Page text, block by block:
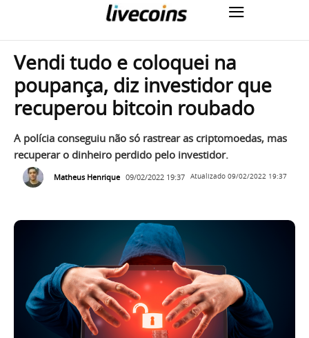
Vendi tudo e coloquei na
poupança, diz investidor que
recuperou bitcoin roubado
A polícia conseguiu não só rastrear as criptomoedas, mas
recuperar o dinheiro perdido pelo investidor.
Matheus Henrique 09/02/2022 19:37 Atualizado 09/02/2022 19:37